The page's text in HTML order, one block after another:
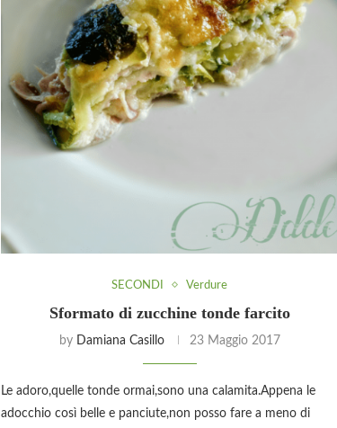
SECONDI Verdure
Sformato di zucchine tonde farcito
by Damiana Casillo 23 Maggio 2017
Le adoro,quelle tonde ormai,sono una calamita.Appena le
adocchio così belle e panciute,non posso fare a meno di